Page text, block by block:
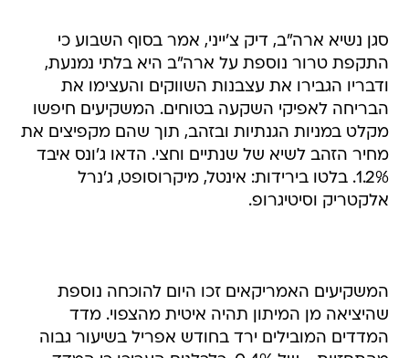
סגן נשיא ארה"ב, דיק צ'ייני, אמר בסוף השבוע כי
התקפת טרור נוספת על ארה"ב היא בלתי נמנעת,
ודבריו הגבירו את עצבנות השווקים והעצימו את
הבריחה לאפיקי השקעה בטוחים. המשקיעים חיפשו
מקלט במניות הגנתיות ובזהב, תוך שהם מקפיצים את
מחיר הזהב לשיא של שנתיים וחצי. הדאו ג'ונס איבד
1.2%. בלטו בירידות: אינטל, מיקרוסופט, ג'נרל
אלקטריק וסיטיגרופ.
המשקיעים האמריקאים זכו היום להוכחה נוספת
שהיציאה מן המיתון תהיה איטית מהצפוי. מדד
המדדים המובילים ירד בחודש אפריל בשיעור גבוה